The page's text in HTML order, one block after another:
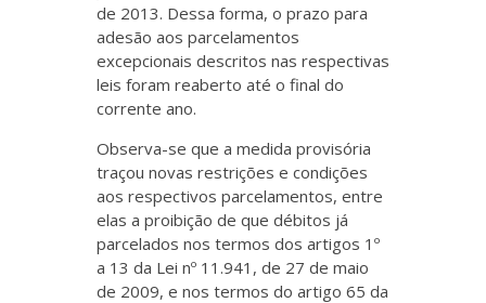
de 2013. Dessa forma, o prazo para
adesão aos parcelamentos
excepcionais descritos nas respectivas
leis foram reaberto até o final do
corrente ano.
Observa-se que a medida provisória
traçou novas restrições e condições
aos respectivos parcelamentos, entre
elas a proibição de que débitos já
parcelados nos termos dos artigos 1º
a 13 da Lei nº 11.941, de 27 de maio
de 2009, e nos termos do artigo 65 da